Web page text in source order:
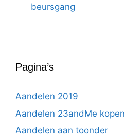
beursgang
Pagina’s
Aandelen 2019
Aandelen 23andMe kopen
Aandelen aan toonder